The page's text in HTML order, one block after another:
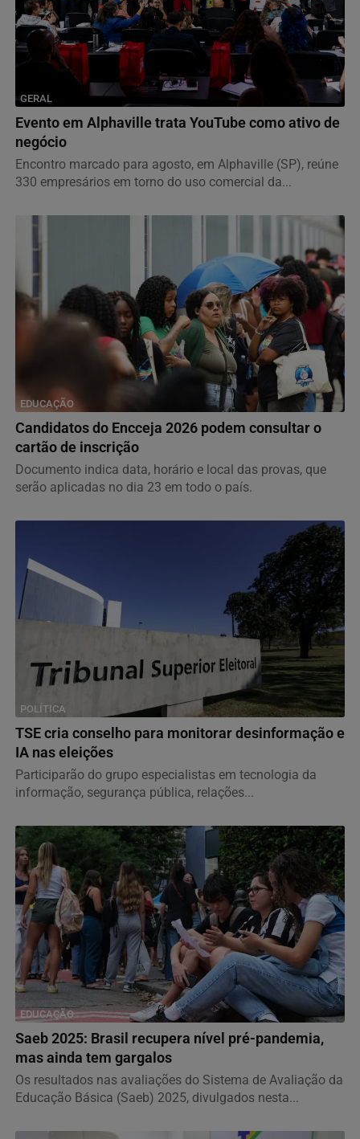
GERAL
Evento em Alphaville trata YouTube como ativo de
negócio
Encontro marcado para agosto, em Alphaville (SP), reúne
330 empresários em torno do uso comercial da...
EDUCAÇÃO
Candidatos do Encceja 2026 podem consultar o
cartão de inscrição
Documento indica data, horário e local das provas, que
serão aplicadas no dia 23 em todo o país.
POLÍTICA
TSE cria conselho para monitorar desinformação e
IA nas eleições
Participarão do grupo especialistas em tecnologia da
informação, segurança pública, relações...
EDUCAÇÃO
Saeb 2025: Brasil recupera nível pré-pandemia,
mas ainda tem gargalos
Os resultados nas avaliações do Sistema de Avaliação da
Educação Básica (Saeb) 2025, divulgados nesta...